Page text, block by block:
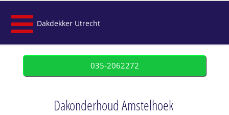
Dakdekker Utrecht
035-2062272
Dakonderhoud Amstelhoek